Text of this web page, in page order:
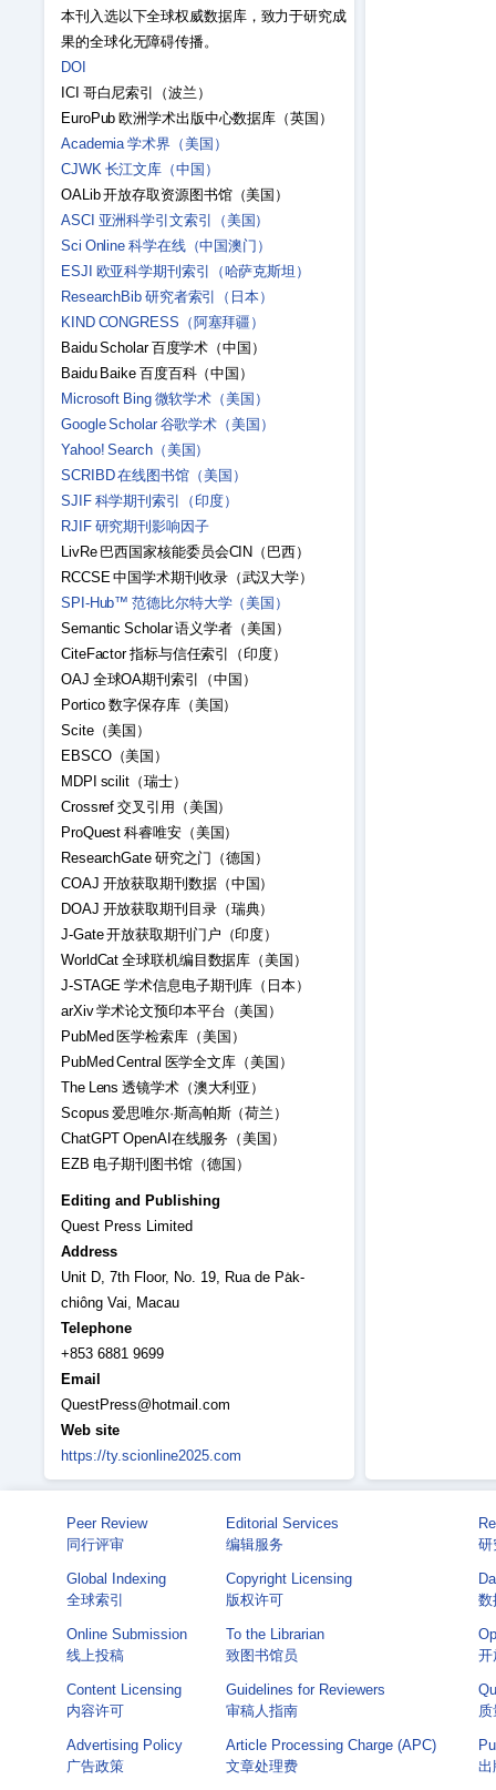
本刊入选以下全球权威数据库，致力于研究成
果的全球化无障碍传播。
DOI
ICI 哥白尼索引（波兰）
EuroPub 欧洲学术出版中心数据库（英国）
Academia 学术界（美国）
CJWK 长江文库（中国）
OALib 开放存取资源图书馆（美国）
ASCI 亚洲科学引文索引（美国）
Sci Online 科学在线（中国澳门）
ESJI 欧亚科学期刊索引（哈萨克斯坦）
ResearchBib 研究者索引（日本）
KIND CONGRESS（阿塞拜疆）
Baidu Scholar 百度学术（中国）
Baidu Baike 百度百科（中国）
Microsoft Bing 微软学术（美国）
Google Scholar 谷歌学术（美国）
Yahoo! Search（美国）
SCRIBD 在线图书馆（美国）
SJIF 科学期刊索引（印度）
RJIF 研究期刊影响因子
LivRe 巴西国家核能委员会CIN（巴西）
RCCSE 中国学术期刊收录（武汉大学）
SPI-Hub™ 范德比尔特大学（美国）
Semantic Scholar 语义学者（美国）
CiteFactor 指标与信任索引（印度）
OAJ 全球OA期刊索引（中国）
Portico 数字保存库（美国）
Scite（美国）
EBSCO（美国）
MDPI scilit（瑞士）
Crossref 交叉引用（美国）
ProQuest 科睿唯安（美国）
ResearchGate 研究之门（德国）
COAJ 开放获取期刊数据（中国）
DOAJ 开放获取期刊目录（瑞典）
J-Gate 开放获取期刊门户（印度）
WorldCat 全球联机编目数据库（美国）
J-STAGE 学术信息电子期刊库（日本）
arXiv 学术论文预印本平台（美国）
PubMed 医学检索库（美国）
PubMed Central 医学全文库（美国）
The Lens 透镜学术（澳大利亚）
Scopus 爱思唯尔·斯高帕斯（荷兰）
ChatGPT OpenAI在线服务（美国）
EZB 电子期刊图书馆（德国）
Editing and Publishing
Quest Press Limited
Address
Unit D, 7th Floor, No. 19, Rua de Pa̍k-
chiông Vai, Macau
Telephone
+853 6881 9699
Email
QuestPress@hotmail.com
Web site
https://ty.scionline2025.com
Peer Review
同行评审
Editorial Services
编辑服务
研
Global Indexing
全球索引
Copyright Licensing
版权许可
数
Online Submission
线上投稿
To the Librarian
致图书馆员
开
Content Licensing
内容许可
Guidelines for Reviewers
审稿人指南
Advertising Policy
广告政策
Article Processing Charge (APC)
文章处理费
出